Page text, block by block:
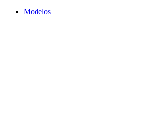
Modelos